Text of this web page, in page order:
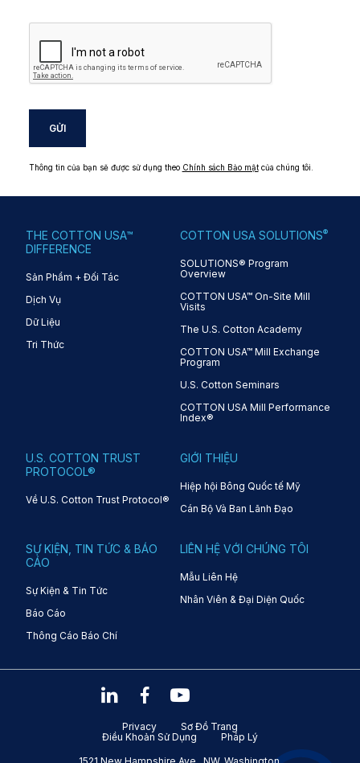
GỬI
Thông tin của bạn sẽ được sử dụng theo Chính sách Bảo mậtcủa chúng tôi.
THE COTTON USA™
DIFFERENCE
Sản Phẩm + Đối Tác
Dịch Vụ
Dữ Liệu
Tri Thức
COTTON USA SOLUTIONS®
SOLUTIONS® Program
Overview
COTTON USA™ On-Site Mill
Visits
The U.S. Cotton Academy
COTTON USA™ Mill Exchange
Program
U.S. Cotton Seminars
COTTON USA Mill Performance
Index®
U.S. COTTON TRUST
PROTOCOL®
Về U.S. Cotton Trust Protocol®
GIỚI THIỆU
Hiệp hội Bông Quốc tế Mỹ
Cán Bộ Và Ban Lãnh Đạo
SỰ KIỆN, TIN TỨC & BÁO
CÁO
Sự Kiện & Tin Tức
Báo Cáo
Thông Cáo Báo Chí
LIÊN HỆ VỚI CHÚNG TÔI
Mẫu Liên Hệ
Nhân Viên & Đại Diện Quốc
Privacy
Sơ Đồ Trang
Điều Khoản Sử Dụng
Pháp Lý